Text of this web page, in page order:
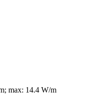
max: 14.4 W/m